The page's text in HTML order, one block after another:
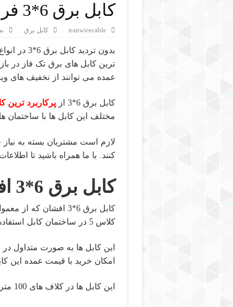
کابل برق 6*3 فروش به قیمت تولیدی
iranwirecable کابل برق
بدون
ترین کابل های برق تک فاز در
عمده می توانند از نخفیف های
کابل برق 6*3 از پرکاربرد
مختلف این کابل ها با
لازم است مشتریان بسته به
کنند. با ما همراه باشید تا اطلاعات
کابل برق 6*3 افشان
کابل برق 6*3
کلاس 5 در ساختمان کابل استفاده شده است.
این کابل ها به صورت متداول در
امکان خرید با قیمت عمده این
این کابل ها در کلاف های 100 متری و قرقره های 1000 متری به مشتریان ارائه می شود.